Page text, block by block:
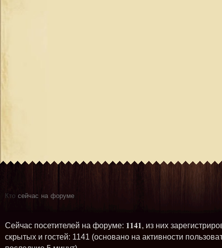
Кто сейчас на форуме
Сейчас посетителей на форуме: 1141, из них
скрытых и гостей: 1141 (основано на активности